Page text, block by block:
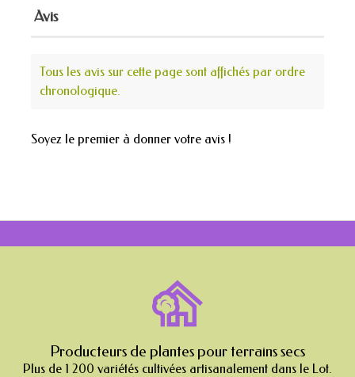
Avis
Tous les avis sur cette page sont affichés par ordre
chronologique.
Soyez le premier à donner votre avis !
Producteurs de plantes pour terrains secs
Plus de 1 200 variétés cultivées artisanalement dans le Lot.